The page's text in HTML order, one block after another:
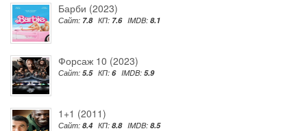
Барби (2023)
Сайт: 7.8 КП: 7.6 IMDB: 8.1
Форсаж 10 (2023)
Сайт: 5.5 КП: 6 IMDB: 5.9
1+1 (2011)
Сайт: 8.4 КП: 8.8 IMDB: 8.5